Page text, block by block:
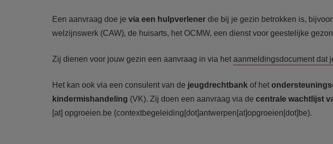
Een aanvraag doe je via een hulpverlener die bij je gezin betrokken is,
welzijnswerk (CAW), de huisarts, het OCMW, een dienst voor geestelijke
Zij dienen voor jouw gezin een aanvraag in via het aanmeldingsdocument dat
Het kan ook via een consulent van de jeugdrechtbank of het
kindermishandeling (VK). Zij doen een aanvraag via de centrale wachtlijst
[at] opgroeien.be (contextbegeleiding[dot]antwerpen[at]opgroeien[dot]be).